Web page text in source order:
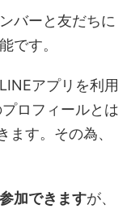
バーと友だちに
です。
アプリを利用
ロフィールとは
ます。その為、
加できますが、